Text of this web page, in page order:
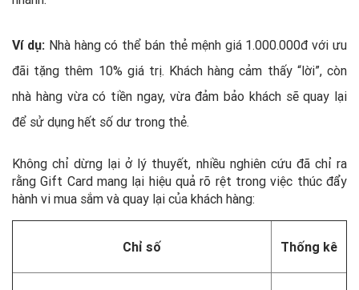
Ví dụ:Nhà hàng có thể bán thẻ mệnh giá 1.000.000đ với ưu
đãi tặng thêm 10% giá trị. Khách hàng cảm thấy “lời”, còn
nhà hàng vừa có tiền ngay, vừa đảm bảo khách sẽ quay lại
để sử dụng hết số dư trong thẻ.
Không chỉ dừng lại ở lý thuyết, nhiều nghiên cứu đã chỉ ra
rằng Gift Card mang lại hiệu quả rõ rệt trong việc thúc đẩy
hành vi mua sắm và quay lại của khách hàng:
Chỉ số Thống kê